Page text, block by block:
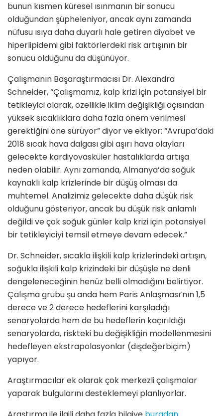
bunun kısmen küresel ısınmanın bir sonucu
olduğundan şüpheleniyor, ancak aynı zamanda
nüfusu ısıya daha duyarlı hale getiren diyabet ve
hiperlipidemi gibi faktörlerdeki risk artışının bir
sonucu olduğunu da düşünüyor.
Çalışmanın Başaraştırmacısı Dr. Alexandra
Schneider, “Çalışmamız, kalp krizi için potansiyel bir
tetikleyici olarak, özellikle iklim değişikliği açısından
yüksek sıcaklıklara daha fazla önem verilmesi
gerektiğini öne sürüyor” diyor ve ekliyor: “Avrupa’daki
2018 sıcak hava dalgası gibi aşırı hava olayları
gelecekte kardiyovasküler hastalıklarda artışa
neden olabilir. Aynı zamanda, Almanya’da soğuk
kaynaklı kalp krizlerinde bir düşüş olması da
muhtemel. Analizimiz gelecekte daha düşük risk
olduğunu gösteriyor, ancak bu düşük risk anlamlı
değildi ve çok soğuk günler kalp krizi için potansiyel
bir tetikleyiciyi temsil etmeye devam edecek.”
Dr. Schneider, sıcakla ilişkili kalp krizlerindeki artışın,
soğukla ​​ilişkili kalp krizindeki bir düşüşle ne denli
dengeleneceğinin henüz belli olmadığını belirtiyor.
Çalışma grubu şu anda hem Paris Anlaşması’nın 1,5
derece ve 2 derece hedeflerini karşıladığı
senaryolarda hem de bu hedeflerin kaçırıldığı
senaryolarda, riskteki bu değişikliğin modellenmesini
hedefleyen ekstrapolasyonlar (dışdeğerbiçim)
yapıyor.
Araştırmacılar ek olarak çok merkezli çalışmalar
yaparak bulgularını desteklemeyi planlıyorlar.